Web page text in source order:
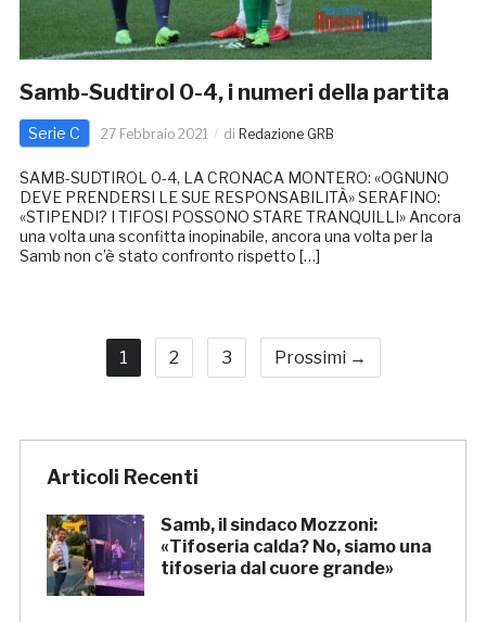
Samb-Sudtirol 0-4, i numeri della partita
Serie C 27 Febbraio 2021 di Redazione GRB
SAMB-SUDTIROL 0-4, LA CRONACA MONTERO: «OGNUNO
DEVE PRENDERSI LE SUE RESPONSABILITÀ» SERAFINO:
«STIPENDI? I TIFOSI POSSONO STARE TRANQUILLI» Ancora
una volta una sconfitta inopinabile, ancora una volta per la
Samb non c’è stato confronto rispetto […]
1 2 3 Prossimi →
Articoli Recenti
Samb, il sindaco Mozzoni:
«Tifoseria calda? No, siamo una
tifoseria dal cuore grande»